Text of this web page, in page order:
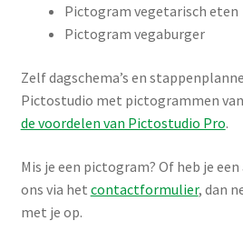
Pictogram vegetarisch eten
Pictogram vegaburger
Zelf dagschema’s en
Pictostudio met pictogrammen
de voordelen van Pictostudio Pro.
Mis je een pictogram? Of heb je
ons via het contactformulier, dan
met je op.